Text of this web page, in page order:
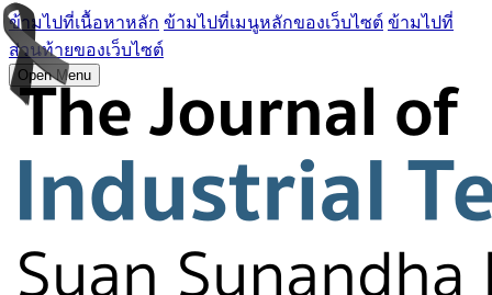
ข้ามไปที่เนื้อหาหลัก ข้ามไปที่เมนูหลักของเว็บไซต์ ข้ามไปที่
ส่วนท้ายของเว็บไซต์
Open Menu